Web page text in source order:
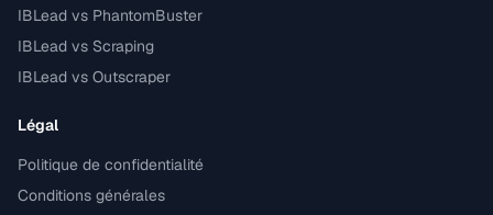
IBLead vs PhantomBuster
IBLead vs Scraping
IBLead vs Outscraper
Légal
Politique de confidentialité
Conditions générales